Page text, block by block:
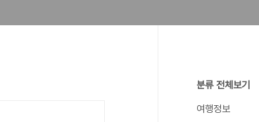
분류 전체보기
여행정보